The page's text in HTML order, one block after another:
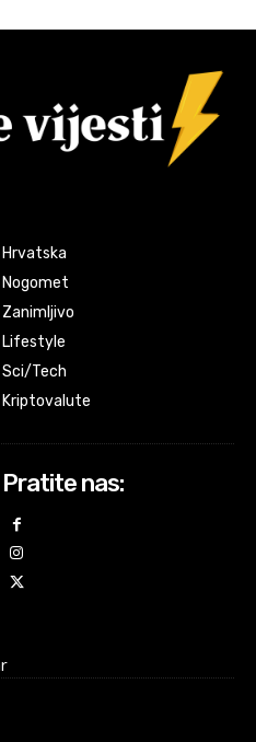
Hrvatska
Nogomet
Zanimljivo
Lifestyle
Sci/Tech
Kriptovalute
Pratite nas: